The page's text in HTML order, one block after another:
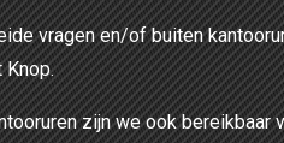
vragen en/of buiten
Knop.
zijn we ook bereikbaar